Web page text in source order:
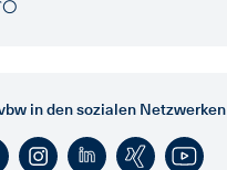
in den sozialen Netzwerken